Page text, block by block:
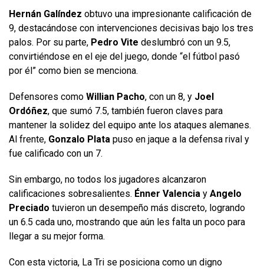
Hernán Galíndez obtuvo una impresionante calificación de
9, destacándose con intervenciones decisivas bajo los tres
palos. Por su parte, Pedro Vite deslumbró con un 9.5,
convirtiéndose en el eje del juego, donde “el fútbol pasó
por él” como bien se menciona.
Defensores como Willian Pacho, con un 8, y Joel
Ordóñez, que sumó 7.5, también fueron claves para
mantener la solidez del equipo ante los ataques alemanes.
Al frente, Gonzalo Plata puso en jaque a la defensa rival y
fue calificado con un 7.
Sin embargo, no todos los jugadores alcanzaron
calificaciones sobresalientes. Énner Valencia y Angelo
Preciado tuvieron un desempeño más discreto, logrando
un 6.5 cada uno, mostrando que aún les falta un poco para
llegar a su mejor forma.
Con esta victoria, La Tri se posiciona como un digno